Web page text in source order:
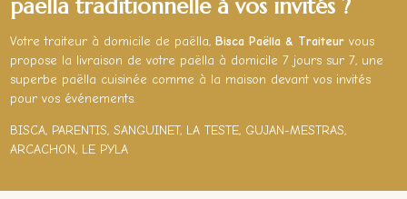
paëlla traditionnelle à vos invités ?
Votre traiteur à domicile de paëlla, Bisca Paëlla & Traiteur vous
propose la livraison de votre paëlla à domicile 7 jours sur 7, une
superbe paëlla cuisinée comme à la maison devant vos invités
pour vos événements.
BISCA, PARENTIS, SANGUINET, LA TESTE, GUJAN-MESTRAS,
ARCACHON, LE PYLA